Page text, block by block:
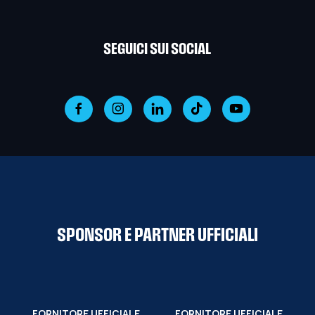
SEGUICI SUI SOCIAL
SPONSOR E PARTNER UFFICIALI